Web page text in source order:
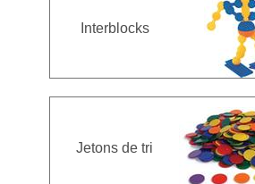
Interblocks
Jetons de tri